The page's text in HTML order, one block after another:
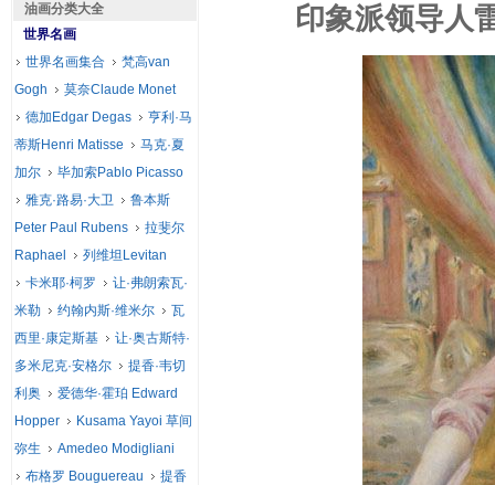
印象派领导人
油画分类大全
世界名画
世界名画集合
梵高van
Gogh
莫奈Claude Monet
德加Edgar Degas
亨利·马
蒂斯Henri Matisse
马克·夏
加尔
毕加索Pablo Picasso
雅克·路易·大卫
鲁本斯
Peter Paul Rubens
拉斐尔
Raphael
列维坦Levitan
卡米耶·柯罗
让·弗朗索瓦·
米勒
约翰内斯·维米尔
瓦
西里·康定斯基
让·奥古斯特·
多米尼克·安格尔
提香·韦切
利奥
爱德华·霍珀 Edward
Hopper
Kusama Yayoi 草间
弥生
Amedeo Modigliani
布格罗 Bouguereau
提香